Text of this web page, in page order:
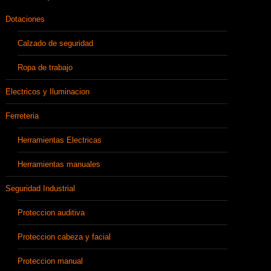
Dotaciones
Calzado de seguridad
Ropa de trabajo
Electricos y Iluminacion
Ferreteria
Herramientas Electricas
Herramientas manuales
Seguridad Industrial
Proteccion auditiva
Proteccion cabeza y facial
Proteccion manual